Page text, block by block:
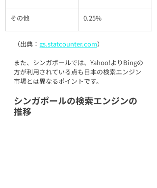
その他 0.25%
（出典： gs.statcounter.com）
また、シンガポールでは、Yahoo!よりBingの
方が利用されている点も日本の検索エンジン
市場とは異なるポイントです。
シンガポールの検索エンジンの
推移